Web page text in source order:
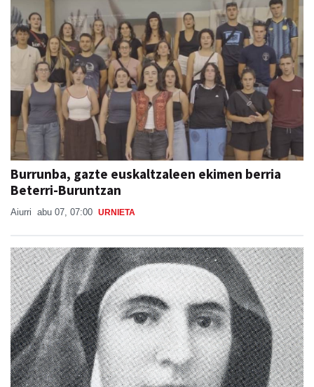
Burrunba, gazte euskaltzaleen ekimen berria
Beterri-Buruntzan
Aiurri abu 07, 07:00 URNIETA